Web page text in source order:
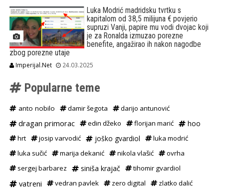
Luka Modrić madridsku tvrtku s
kapitalom od 38,5 milijuna € povjerio
supruzi Vanji, papire mu vodi dvojac koji
je za Ronalda izmuzao porezne
benefite, angažirao ih nakon nagodbe
zbog porezne utaje
Imperijal.Net 24.03.2025
Popularne teme
anto nobilo damir šegota darijo antunović
dragan primorac edin džeko florijan marić hoo
hrt josip varvodić joško gvardiol
luka modrić
luka sučić
marija dekanić nikola vlašić
ovrha
sergej barbarez
siniša krajač tihomir gvardiol
vatreni vedran pavlek zero digital
zlatko dalić